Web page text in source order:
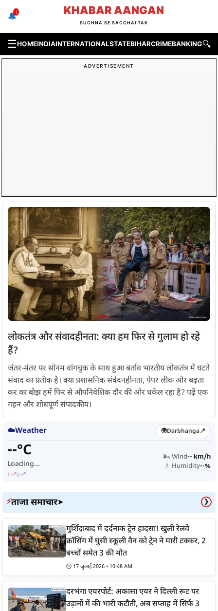
🔔
1 KHABAR AANGAN
SUCHNA SE SACCHAI TAK
☰HOMEINDIAINTERNATIONALSTATEBIHARCRIMEBANKING &🔍
ADVERTISEMENT
लोकतंत्र और संवादहीनता: क्या हम फिर से गुलाम हो रहे
हैं?
जंतर-मंतर पर सोनम वांगचुक के साथ हुआ बर्ताव भारतीय लोकतंत्र में घटते
संवाद का प्रतीक है। क्या प्रशासनिक संवेदनहीनता, पेपर लीक और बढ़ता
कर का बोझ हमें फिर से औपनिवेशिक दौर की ओर धकेल रहा है? पढ़ें एक
गहन और शोधपूर्ण संपादकीय।
☁️Weather 🌍Darbhanga📍
--°C
Loading...
↑--°↓--°
🌬️ Wind-- km/h
💧 Humidity--%
⚡ताजा समाचार➤ ❯
मुर्शिदाबाद में दर्दनाक ट्रेन हादसा! खुली रेलवे
क्रॉसिंग में घुसी स्कूली वैन को ट्रेन ने मारी टक्कर, 2
बच्चों समेत 3 की मौत
🕒 17 जुलाई 2026 • 10:48 AM
दरभंगा एयरपोर्ट: अकासा एयर ने दिल्ली रूट पर
उड़ानों में की भारी कटौती, अब सप्ताह में सिर्फ 3